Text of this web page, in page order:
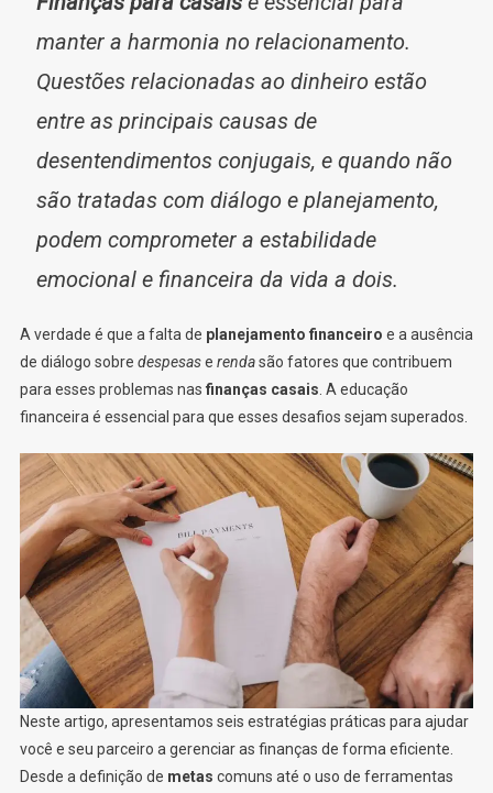
manter a harmonia no relacionamento.
Questões relacionadas ao dinheiro estão
entre as principais causas de
desentendimentos conjugais, e quando não
são tratadas com diálogo e planejamento,
podem comprometer a estabilidade
emocional e financeira da vida a dois.
A verdade é que a falta de planejamento financeiro e a ausência
de diálogo sobre despesase rendasão fatores que contribuem
para esses problemas nas finanças casais . A educação
financeira é essencial para que esses desafios sejam superados.
Neste artigo, apresentamos seis estratégias práticas para ajudar
você e seu parceiro a gerenciar as finanças de forma eficiente.
Desde a definição de metas comuns até o uso de ferramentas